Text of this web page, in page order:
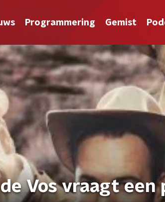
Programmering Gemist
Vos vraagt